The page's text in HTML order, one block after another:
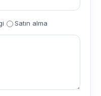
Satın alma